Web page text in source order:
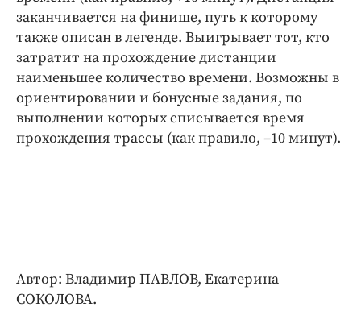
заканчивается на финише, путь к которому
также описан в легенде. Выигрывает тот, кто
затратит на прохождение дистанции
наименьшее количество времени. Возможны в
ориентировании и бонусные задания, по
выполнении которых списывается время
прохождения трассы (как правило, –10 минут).
Автор: Владимир ПАВЛОВ, Екатерина
СОКОЛОВА.